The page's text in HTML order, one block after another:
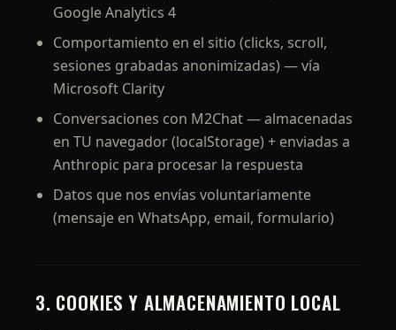
Google Analytics 4
Comportamiento en el sitio (clicks, scroll,
sesiones grabadas anonimizadas) — vía
Microsoft Clarity
Conversaciones con M2Chat — almacenadas
en TU navegador (localStorage) + enviadas a
Anthropic para procesar la respuesta
Datos que nos envías voluntariamente
(mensaje en WhatsApp, email, formulario)
3. COOKIES Y ALMACENAMIENTO LOCAL